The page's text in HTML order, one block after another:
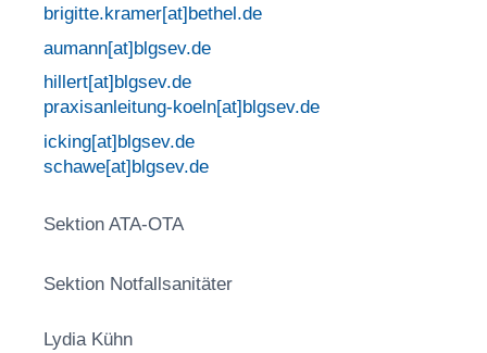
brigitte.kramer[at]bethel.de
aumann[at]blgsev.de
hillert[at]blgsev.de
praxisanleitung-koeln[at]blgsev.de
icking[at]blgsev.de
schawe[at]blgsev.de
Sektion ATA-OTA
Sektion Notfallsanitäter
Lydia Kühn